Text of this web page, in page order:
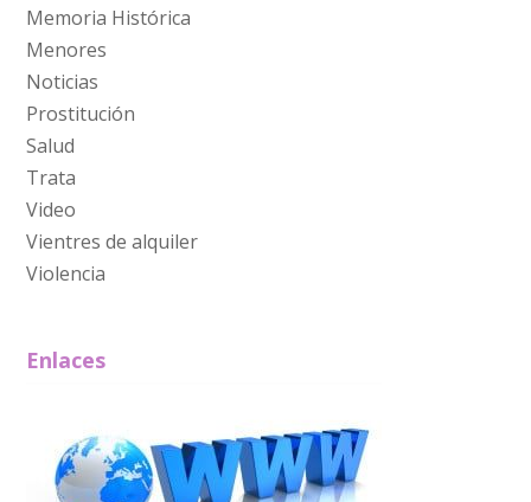
Memoria Histórica
Menores
Noticias
Prostitución
Salud
Trata
Video
Vientres de alquiler
Violencia
Enlaces